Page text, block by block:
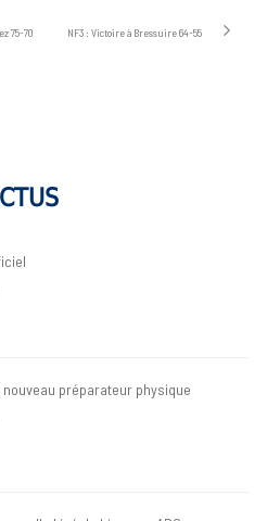
75-70 NF3 : Victoire à Bressuire 64-55
préparateur physique